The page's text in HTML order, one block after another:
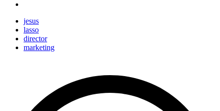
jesus
lasso
director
marketing